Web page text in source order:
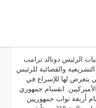
الرئيس دونالد ترامب
والقضائية للرئيس
يتعرض لها للإسراع في
انقسام جمهوري
أربعة نواب جمهوريين